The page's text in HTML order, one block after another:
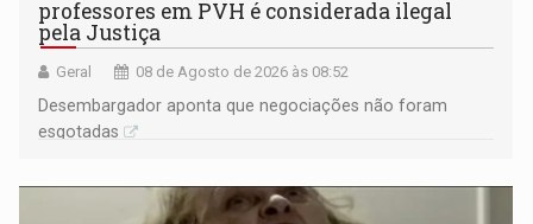
professores em PVH é considerada ilegal
pela Justiça
Geral 08 de Agosto de 2026 às 08:52
Desembargador aponta que negociações não foram
esgotadas